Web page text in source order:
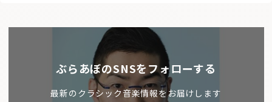
ぶらあぼのSNSをフォローする
最新のクラシック音楽情報をお届けします